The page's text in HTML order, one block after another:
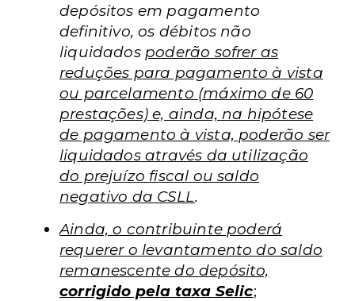
depósitos em pagamento
definitivo, os débitos não
liquidados poderão sofrer as
reduções para pagamento à vista
ou parcelamento (máximo de 60
prestações) e, ainda, na hipótese
de pagamento à vista, poderão ser
liquidados através da utilização
do prejuízo fiscal ou saldo
negativo da CSLL.
Ainda, o contribuinte poderá
requerer o levantamento do saldo
remanescente do depósito,
corrigido pela taxa Selic;